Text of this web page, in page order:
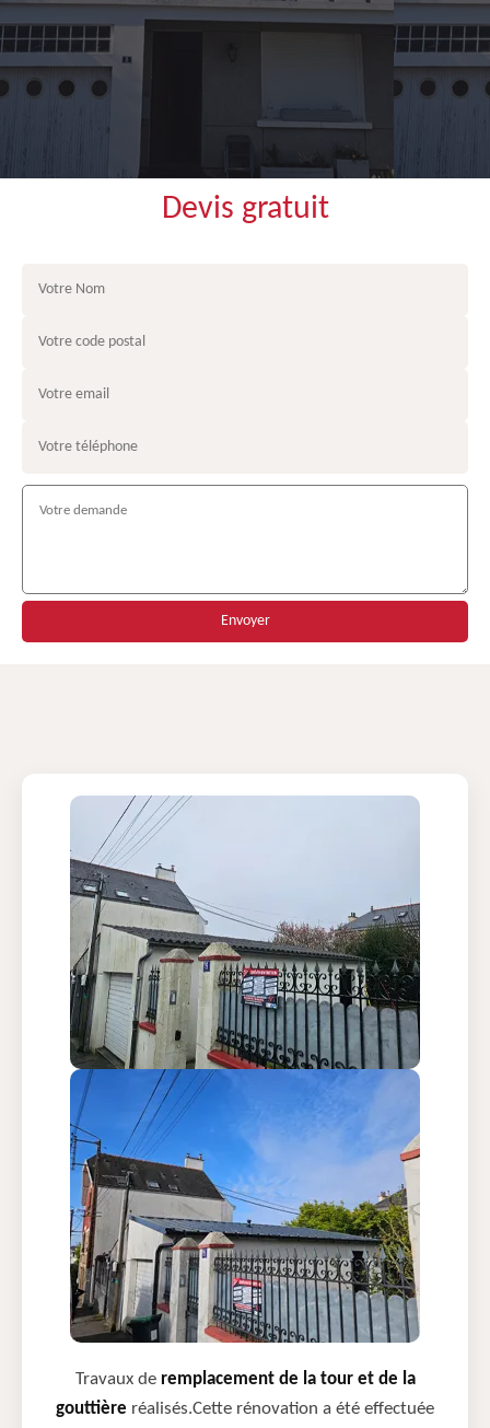
Devis gratuit
Travaux de remplacement de la tour et de la
gouttière réalisés.Cette rénovation a été effectuée